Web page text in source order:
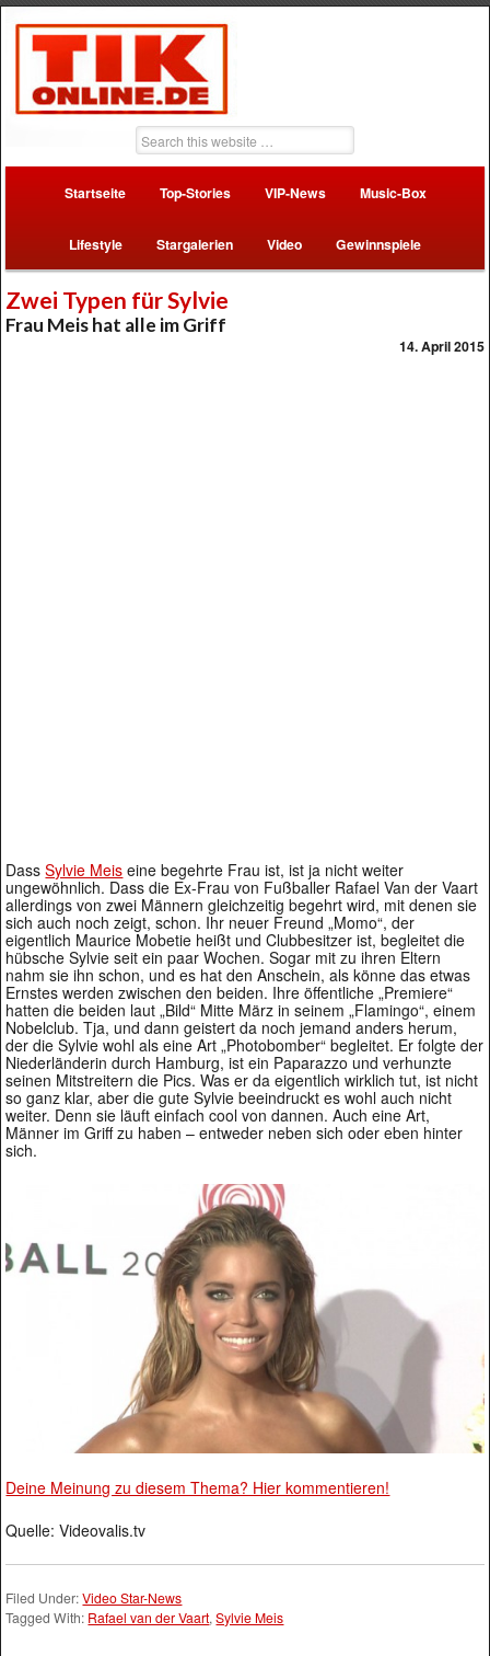
Startseite Top-Stories VIP-News Music-Box
Lifestyle Stargalerien Video Gewinnspiele
Zwei Typen für Sylvie
Frau Meis hat alle im Griff
14. April 2015
DassSylvie Meis eine begehrte Frau ist, ist ja nicht weiter
ungewöhnlich. Dass die Ex-Frau von Fußballer Rafael Van der Vaart
allerdings von zwei Männern gleichzeitig begehrt wird, mit denen sie
sich auch noch zeigt, schon. Ihr neuer Freund „Momo“, der
eigentlich Maurice Mobetie heißt und Clubbesitzer ist, begleitet die
hübsche Sylvie seit ein paar Wochen. Sogar mit zu ihren Eltern
nahm sie ihn schon, und es hat den Anschein, als könne das etwas
Ernstes werden zwischen den beiden. Ihre öffentliche „Premiere“
hatten die beiden laut „Bild“ Mitte März in seinem „Flamingo“, einem
Nobelclub. Tja, und dann geistert da noch jemand anders herum,
der die Sylvie wohl als eine Art „Photobomber“ begleitet. Er folgte der
Niederländerin durch Hamburg, ist ein Paparazzo und verhunzte
seinen Mitstreitern die Pics. Was er da eigentlich wirklich tut, ist nicht
so ganz klar, aber die gute Sylvie beeindruckt es wohl auch nicht
weiter. Denn sie läuft einfach cool von dannen. Auch eine Art,
Männer im Griff zu haben – entweder neben sich oder eben hinter
sich.
Deine Meinung zu diesem Thema? Hier kommentieren!
Quelle: Videovalis.tv
Filed Under:Video Star-News
Tagged With: Rafael van der Vaart,Sylvie Meis